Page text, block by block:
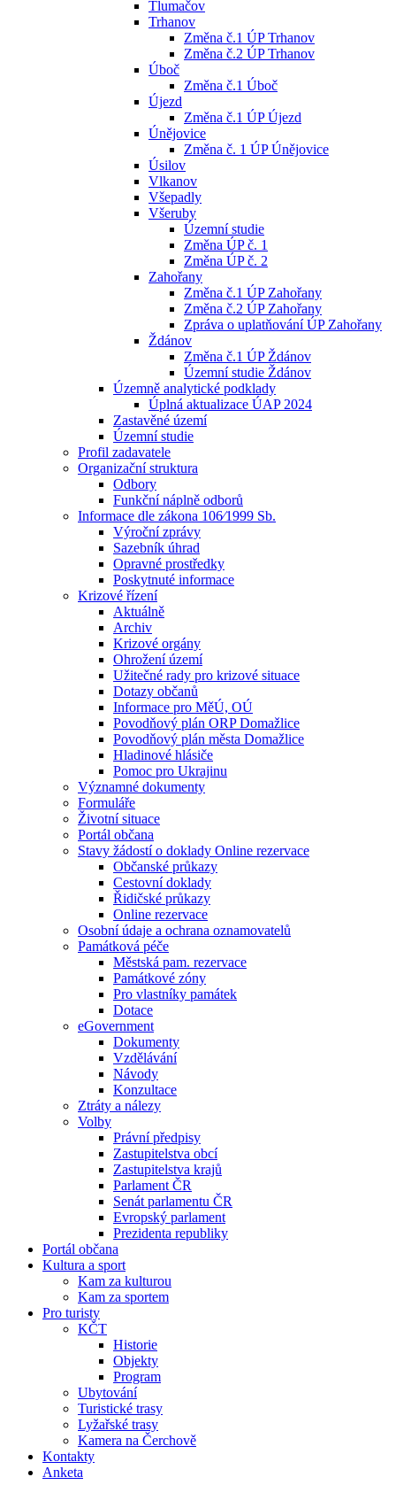
Tlumačov
Trhanov
Změna č.1 ÚP Trhanov
Změna č.2 ÚP Trhanov
Úboč
Změna č.1 Úboč
Újezd
Změna č.1 ÚP Újezd
Únějovice
Změna č. 1 ÚP Únějovice
Úsilov
Vlkanov
Všepadly
Všeruby
Územní studie
Změna ÚP č. 1
Změna ÚP č. 2
Zahořany
Změna č.1 ÚP Zahořany
Změna č.2 ÚP Zahořany
Zpráva o uplatňování ÚP Zahořany
Ždánov
Změna č.1 ÚP Ždánov
Územní studie Ždánov
Územně analytické podklady
Úplná aktualizace ÚAP 2024
Zastavěné území
Územní studie
Profil zadavatele
Organizační struktura
Odbory
Funkční náplně odborů
Informace dle zákona 106⁄1999 Sb.
Výroční zprávy
Sazebník úhrad
Opravné prostředky
Poskytnuté informace
Krizové řízení
Aktuálně
Archiv
Krizové orgány
Ohrožení území
Užitečné rady pro krizové situace
Dotazy občanů
Informace pro MěÚ, OÚ
Povodňový plán ORP Domažlice
Povodňový plán města Domažlice
Hladinové hlásiče
Pomoc pro Ukrajinu
Významné dokumenty
Formuláře
Životní situace
Portál občana
Stavy žádostí o doklady Online rezervace
Občanské průkazy
Cestovní doklady
Řidičské průkazy
Online rezervace
Osobní údaje a ochrana oznamovatelů
Památková péče
Městská pam. rezervace
Památkové zóny
Pro vlastníky památek
Dotace
eGovernment
Dokumenty
Vzdělávání
Návody
Konzultace
Ztráty a nálezy
Volby
Právní předpisy
Zastupitelstva obcí
Zastupitelstva krajů
Parlament ČR
Senát parlamentu ČR
Evropský parlament
Prezidenta republiky
Portál občana
Kultura a sport
Kam za kulturou
Kam za sportem
Pro turisty
KČT
Historie
Objekty
Program
Ubytování
Turistické trasy
Lyžařské trasy
Kamera na Čerchově
Kontakty
Anketa